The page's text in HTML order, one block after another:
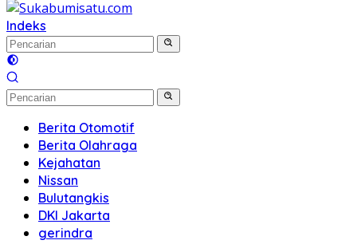
Indeks
Berita Otomotif
Berita Olahraga
Kejahatan
Nissan
Bulutangkis
DKI Jakarta
gerindra